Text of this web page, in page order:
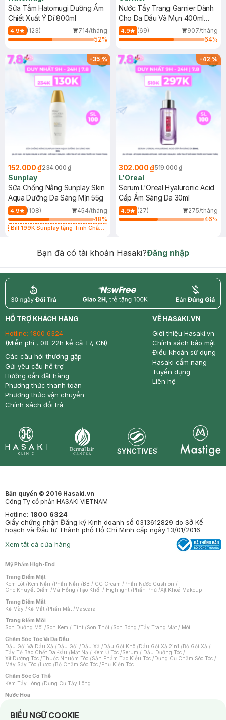
Sữa Tắm Hatomugi Dưỡng Ẩm
Chiết Xuất Ý Dĩ 800ml
4.9 (123)
714/tháng
52%
Nước Tẩy Trang Garnier Dành
Cho Da Dầu Và Mụn 400ml
(Mới)
4.9 (69)
907/tháng
64%
-35%
152.000 ₫234.000 ₫
Sunplay
Sữa Chống Nắng Sunplay Skin
Aqua Dưỡng Da Sáng Mịn 55g
4.9 (108)
454/tháng
48%
Bill 199K Sunplay tặng Tinh Chất
-42%
302.000 ₫519.000 ₫
L'Oreal
Serum L'Oreal Hyaluronic Acid
Cấp Ẩm Sáng Da 30ml
4.9 (27)
275/tháng
46%
Bạn đã có tài khoản Hasaki?Đăng nhập
return nowfree price
HỖ TRỢ KHÁCH HÀNG
Hotline: 1800 6324
(Miễn phí , 08-22h kể cả T7, CN)
Các câu hỏi thường gặp
Gửi yêu cầu hỗ trợ
Hướng dẫn đặt hàng
Phương thức thanh toán
Phương thức vận chuyển
Chính sách đổi trả
VỀ HASAKI.VN
Giới thiệu Hasaki.vn
Chính sách bảo mật
Điều khoản sử dụng
Hasaki cẩm nang
Tuyển dụng
Liên hệ
Bản quyền © 2016 Hasaki.vn
Công Ty cổ phần HASAKI VIETNAM
Hotline: 1800 6324
Giấy chứng nhận Đăng ký Kinh doanh số 0313612829 do Sở Kế
hoạch và Đầu tư Thành phố Hồ Chí Minh cấp ngày 13/01/2016
Xem tất cả cửa hàng
Mỹ Phẩm High-End
Trang Điểm Mặt
Kem Lót /Kem Nền /Phấn Nền /BB / CC Cream /Phấn Nước Cushion /
Che Khuyết Điểm /Má Hồng /Tạo Khối / Highlight /Phấn Phủ /Xịt Khoá Makeup
Trang Điểm Mắt
Kẻ Mày /Kẻ Mắt /Phấn Mắt /Mascara
Trang Điểm Môi
Son Dưỡng Môi /Son Kem / Tint /Son Thỏi /Son Bóng /Tẩy Trang Mắt / Môi
Chăm Sóc Tóc Và Da Đầu
Dầu Gội Và Dầu Xả /Dầu Gội /Dầu Xả /Dầu Gội Khô /Dầu Gội Xả 2in1 /Bộ Gội Xả /
Tẩy Tế Bào Chết Da Đầu /Mặt Nạ / Kem Ủ Tóc /Serum / Dầu Dưỡng Tóc /
Xịt Dưỡng Tóc /Thuốc Nhuộm Tóc /Sản Phẩm Tạo Kiểu Tóc /Dụng Cụ Chăm Sóc Tóc /
Máy Sấy Tóc /Lược /Bộ Chăm Sóc Tóc /Phụ Kiện Tóc
Chăm Sóc Cơ Thể
Kem Tẩy Lông /Dụng Cụ Tẩy Lông
Nước Hoa
Nước Hoa Nữ
BIỂU NGỮ COOKIE
Notice about cookies usage